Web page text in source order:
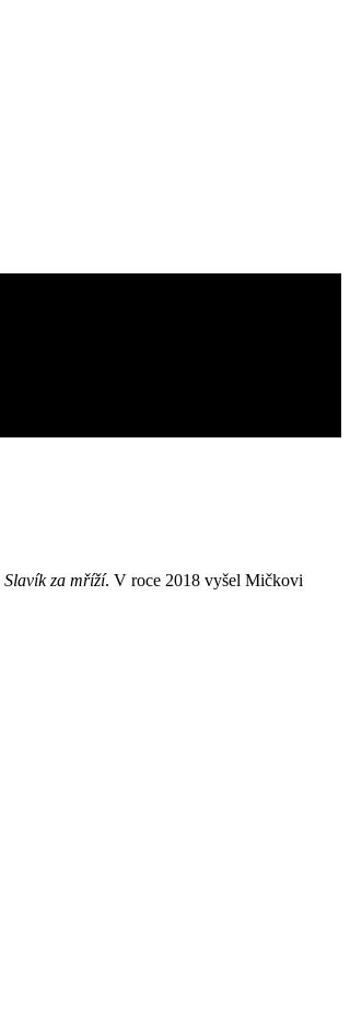
Slavík za mříží. V roce 2018 vyšel Mičkovi